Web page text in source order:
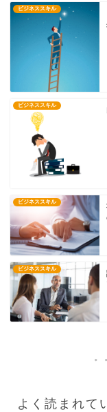
ビジネススキル
ビジネススキル
ビジネススキル
ビジネススキル
よく読まれて